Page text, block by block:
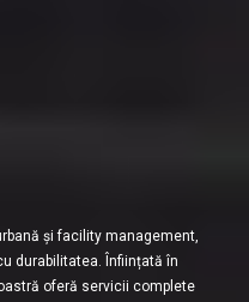
și facility management,
durabilitatea. Înființată în
oferă servicii complete